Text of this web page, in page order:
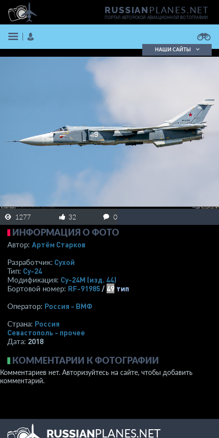
RUSSIANPLANES.NET
ПОРТАЛ АВТОРСКОЙ АВИАЦИОННОЙ ФОТОГРАФИИ
НАШИ САЙТЫ
1277 32 0
ИНФОРМАЦИЯ О ФОТО
Автор: Артём Старков
Разработчик: Сухой
Тип: Су-24
Модификация: Су-24М (изд. 44)
Бортовой номер: RF-91985 / 49 тип
Оператор: Россия - ВМФ
Страна: Россия
Севастополь - прочее
Дата: 2018
КОММЕНТАРИИ К ФОТОГРАФИИ
Комментариев нет. Авторизуйтесь на сайте, чтобы добавить
комментарий.
RUSSIANPLANES.NET